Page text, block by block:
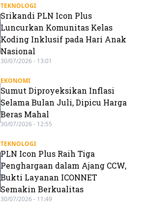
TEKNOLOGI
Srikandi PLN Icon Plus
Luncurkan Komunitas Kelas
Koding Inklusif pada Hari Anak
Nasional
30/07/2026 - 13:01
EKONOMI
Sumut Diproyeksikan Inflasi
Selama Bulan Juli, Dipicu Harga
Beras Mahal
30/07/2026 - 12:55
TEKNOLOGI
PLN Icon Plus Raih Tiga
Penghargaan dalam Ajang CCW,
Bukti Layanan ICONNET
Semakin Berkualitas
30/07/2026 - 11:49